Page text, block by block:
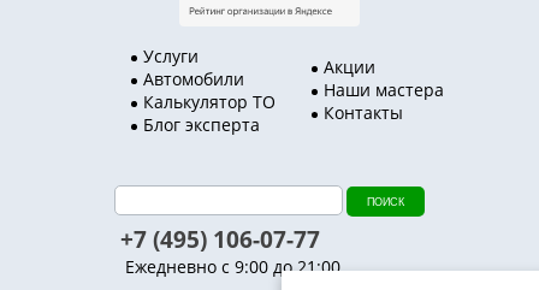
Услуги
Автомобили
Калькулятор ТО
Блог эксперта
Акции
Наши мастера
Контакты
+7 (495) 106-07-77
Ежедневно с 9:00 до 21:00